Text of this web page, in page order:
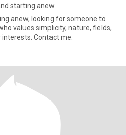
starting anew
anew, looking for someone to
values ​​simplicity, nature, fields,
Contact me.